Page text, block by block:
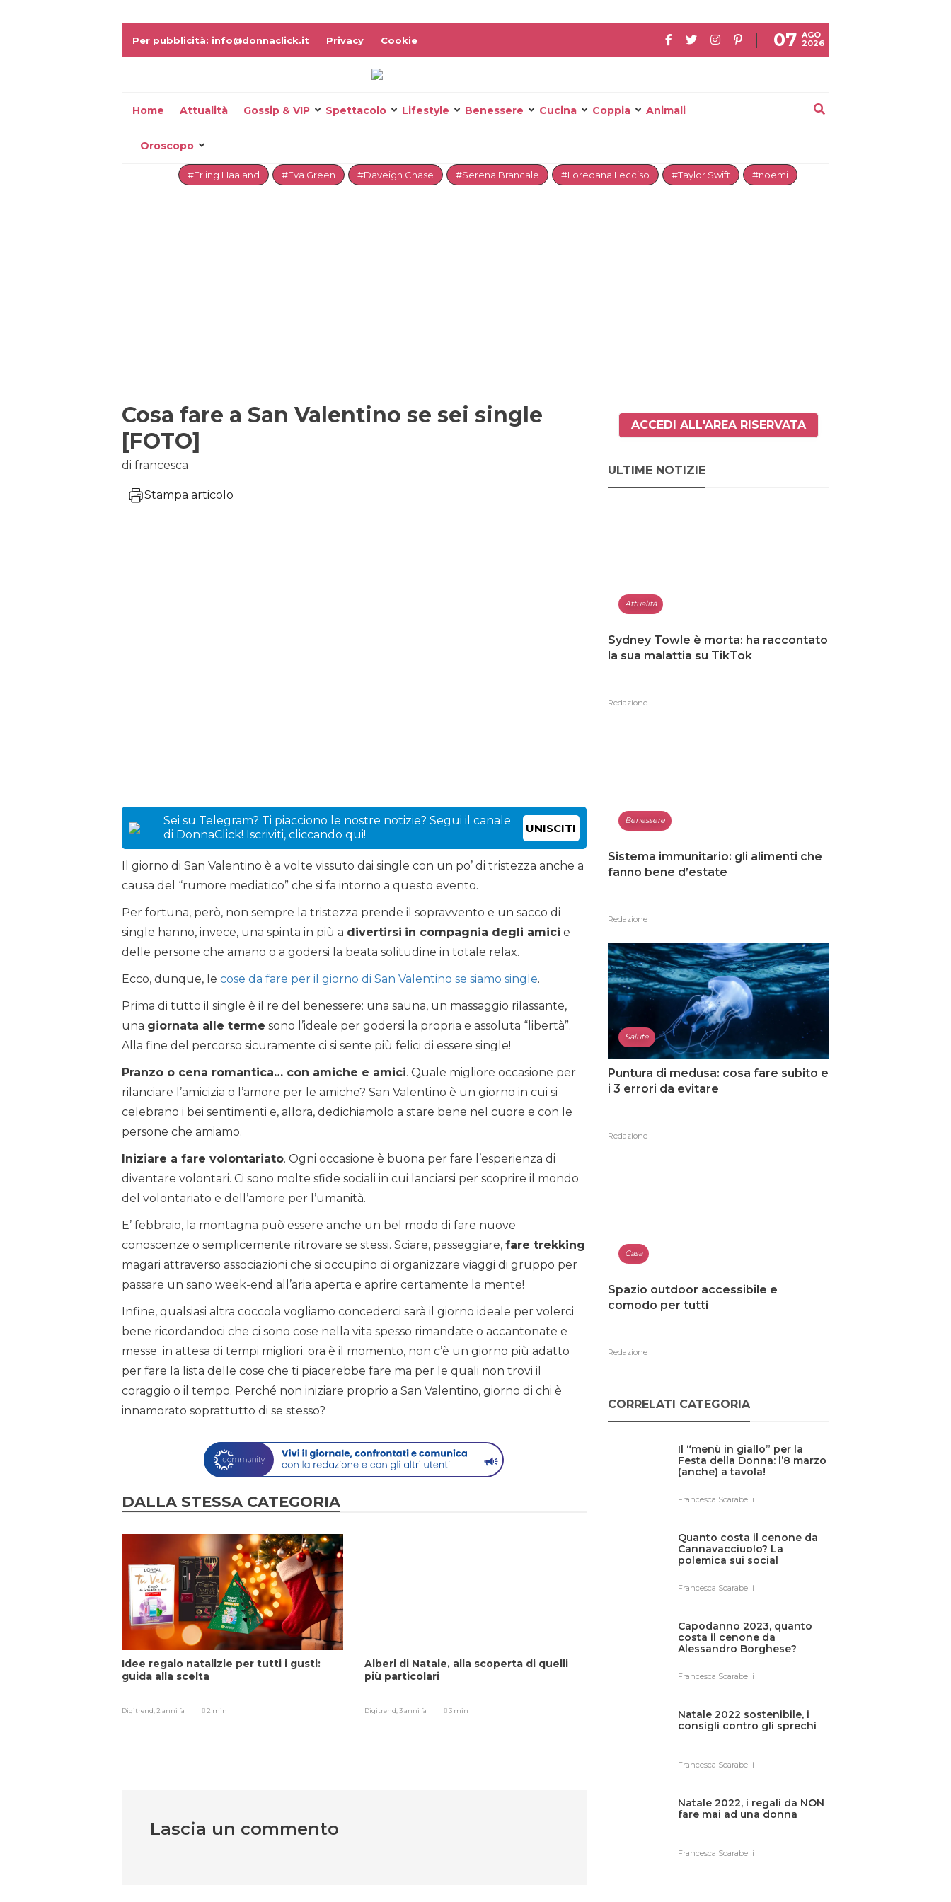
Per pubblicità: info@donnaclick.it Privacy Cookie 07 AGO
2026
Home Attualità Gossip & VIP Spettacolo Lifestyle Benessere Cucina Coppia Animali
Oroscopo
#Erling Haaland #Eva Green #Daveigh Chase #Serena Brancale #Loredana Lecciso #Taylor Swift #noemi
Cosa fare a San Valentino se sei single
[FOTO]
di francesca
Stampa articolo
Sei su Telegram? Ti piacciono le nostre notizie? Segui il canale
di DonnaClick! Iscriviti, cliccando qui!
UNISCITI
Il giorno di San Valentino è a volte vissuto dai single con un po’ di tristezza anche a
causa del “rumore mediatico” che si fa intorno a questo evento.
Per fortuna, però, non sempre la tristezza prende il sopravvento e un sacco di
single hanno, invece, una spinta in più a divertirsi in compagnia degli amici e
delle persone che amano o a godersi la beata solitudine in totale relax.
Ecco, dunque, le cose da fare per il giorno di San Valentino se siamo single.
Prima di tutto il single è il re del benessere: una sauna, un massaggio rilassante,
una giornata alle terme sono l’ideale per godersi la propria e assoluta “libertà”.
Alla fine del percorso sicuramente ci si sente più felici di essere single!
Pranzo o cena romantica… con amiche e amici. Quale migliore occasione per
rilanciare l’amicizia o l’amore per le amiche? San Valentino è un giorno in cui si
celebrano i bei sentimenti e, allora, dedichiamolo a stare bene nel cuore e con le
persone che amiamo.
Iniziare a fare volontariato. Ogni occasione è buona per fare l’esperienza di
diventare volontari. Ci sono molte sfide sociali in cui lanciarsi per scoprire il mondo
del volontariato e dell’amore per l’umanità.
E’ febbraio, la montagna può essere anche un bel modo di fare nuove
conoscenze o semplicemente ritrovare se stessi. Sciare, passeggiare, fare trekking
magari attraverso associazioni che si occupino di organizzare viaggi di gruppo per
passare un sano week-end all’aria aperta e aprire certamente la mente!
Infine, qualsiasi altra coccola vogliamo concederci sarà il giorno ideale per volerci
bene ricordandoci che ci sono cose nella vita spesso rimandate o accantonate e
messe in attesa di tempi migliori: ora è il momento, non c’è un giorno più adatto
per fare la lista delle cose che ti piacerebbe fare ma per le quali non trovi il
coraggio o il tempo. Perché non iniziare proprio a San Valentino, giorno di chi è
innamorato soprattutto di se stesso?
DALLA STESSA CATEGORIA
Idee regalo natalizie per tutti i gusti:
guida alla scelta
Digitrend,2 anni fa 2 min
Alberi di Natale, alla scoperta di quelli
più particolari
Digitrend,3 anni fa 3 min
Lascia un commento
ACCEDI ALL'AREA RISERVATA
ULTIME NOTIZIE
Attualità
Sydney Towle è morta: ha raccontato
la sua malattia su TikTok
Redazione
Benessere
Sistema immunitario: gli alimenti che
fanno bene d’estate
Redazione
Salute
Puntura di medusa: cosa fare subito e
i 3 errori da evitare
Redazione
Casa
Spazio outdoor accessibile e
comodo per tutti
Redazione
CORRELATI CATEGORIA
Il “menù in giallo” per la
Festa della Donna: l’8 marzo
(anche) a tavola!
Francesca Scarabelli
Quanto costa il cenone da
Cannavacciuolo? La
polemica sui social
Francesca Scarabelli
Capodanno 2023, quanto
costa il cenone da
Alessandro Borghese?
Francesca Scarabelli
Natale 2022 sostenibile, i
consigli contro gli sprechi
Francesca Scarabelli
Natale 2022, i regali da NON
fare mai ad una donna
Francesca Scarabelli